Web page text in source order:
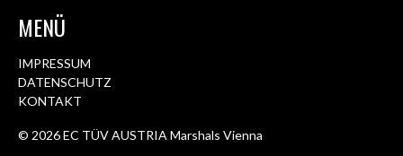
MENÜ
IMPRESSUM
DATENSCHUTZ
KONTAKT
© 2026 EC TÜV AUSTRIA Marshals Vienna